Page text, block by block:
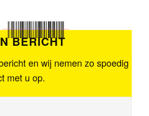
BERICHT
en wij nemen zo spoedig
met u op.